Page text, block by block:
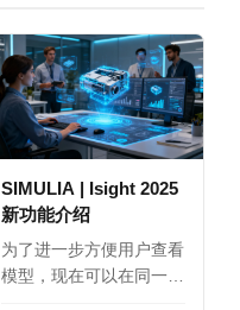
SIMULIA | Isight 2025
新功能介绍
为了进一步方便用户查看
模型，现在可以在同一